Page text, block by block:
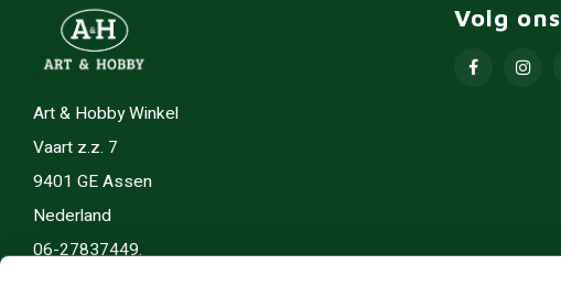
Art & Hobby Winkel
Vaart z.z. 7
9401 GE Assen
Nederland
06-27837449.
Volg ons